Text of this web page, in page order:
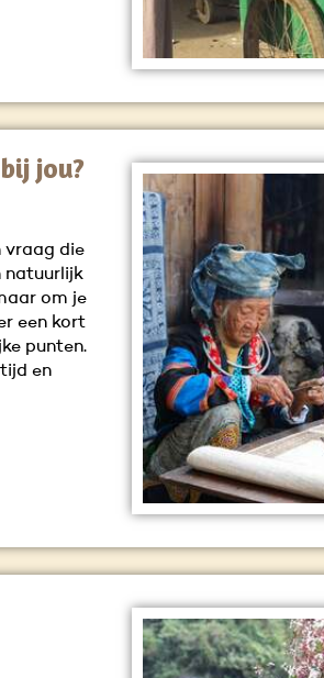
jou?
vraag die
natuurlijk
om je
een kort
punten.
en